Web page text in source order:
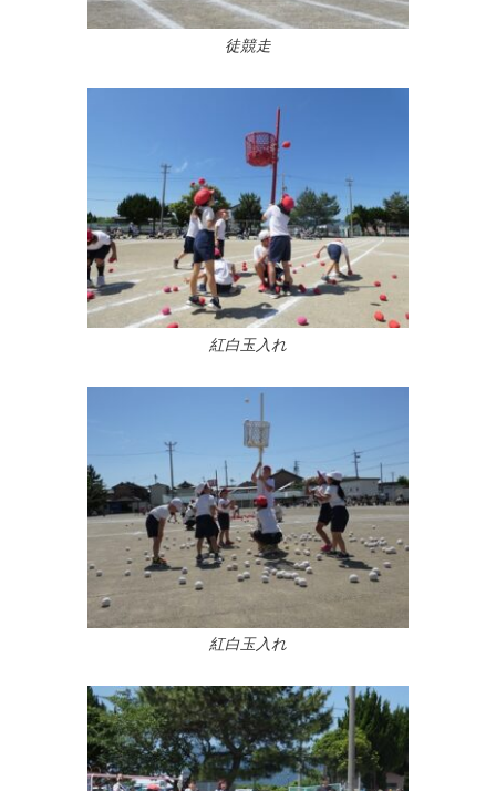
徒競走
紅白玉入れ
紅白玉入れ